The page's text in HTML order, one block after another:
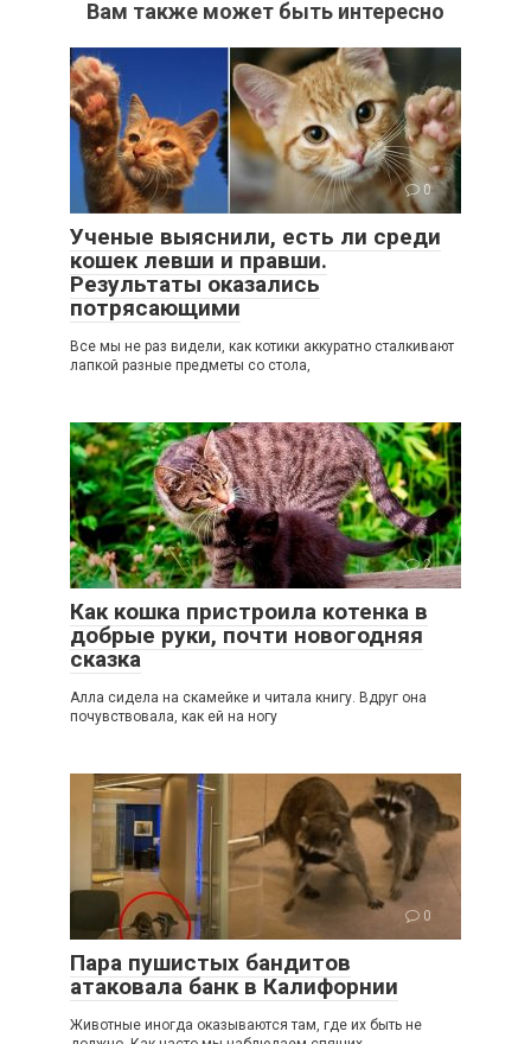
Вам также может быть интересно
0
Ученые выяснили, есть ли среди
кошек левши и правши.
Результаты оказались
потрясающими
Все мы не раз видели, как котики аккуратно сталкивают
лапкой разные предметы со стола,
2
Как кошка пристроила котенка в
добрые руки, почти новогодняя
сказка
Алла сидела на скамейке и читала книгу. Вдруг она
почувствовала, как ей на ногу
0
Пара пушистых бандитов
атаковала банк в Калифорнии
Животные иногда оказываются там, где их быть не